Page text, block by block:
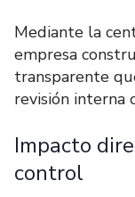
Mediante la
empresa
transparente
revisión interna
Impacto
control